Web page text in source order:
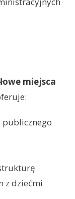
miejsca
publicznego
z dziećmi